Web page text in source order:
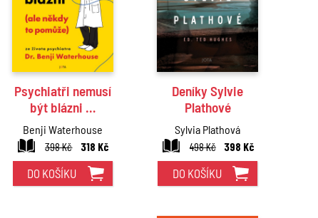
Psychiatři nemusí
být blázni …
Benji Waterhouse
398 Kč
318 Kč
DO KOŠÍKU
Deníky Sylvie
Plathové
Sylvia Plathová
498 Kč
398 Kč
DO KOŠÍKU